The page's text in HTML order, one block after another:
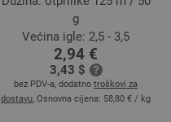
g
Većina igle: 2,5 - 3,5
2,94 €
3,43 $
bez PDV-a, dodatno troškovi za
dostavu, Osnovna cijena: 58,80 € / kg